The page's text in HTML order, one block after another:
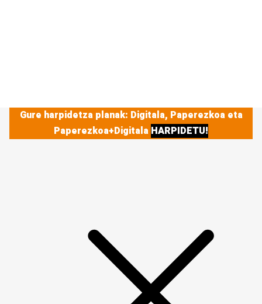
Gure harpidetza planak: Digitala, Paperezkoa eta
Paperezkoa+Digitala HARPIDETU!